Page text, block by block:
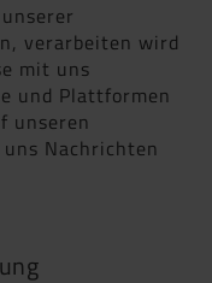
verarbeiten wird
mit uns
und Plattformen
unseren
Nachrichten